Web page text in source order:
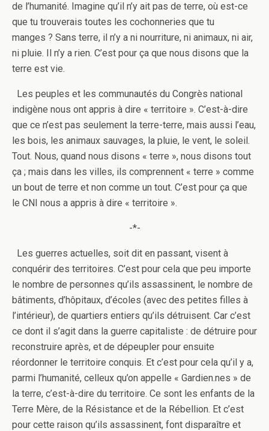
de l’humanité. Imagine qu’il n’y ait pas de terre, où est-ce
que tu trouverais toutes les cochonneries que tu
manges ? Sans terre, il n’y a ni nourriture, ni animaux, ni air,
ni pluie. Il n’y a rien. C’est pour ça que nous disons que la
terre est vie.
Les peuples et les communautés du Congrès national
indigène nous ont appris à dire « territoire ». C’est-à-dire
que ce n’est pas seulement la terre-terre, mais aussi l’eau,
les bois, les animaux sauvages, la pluie, le vent, le soleil.
Tout. Nous, quand nous disons « terre », nous disons tout
ça ; mais dans les villes, ils comprennent « terre » comme
un bout de terre et non comme un tout. C’est pour ça que
le CNI nous a appris à dire « territoire ».
-*-
Les guerres actuelles, soit dit en passant, visent à
conquérir des territoires. C’est pour cela que peu importe
le nombre de personnes qu’ils assassinent, le nombre de
bâtiments, d’hôpitaux, d’écoles (avec des petites filles à
l’intérieur), de quartiers entiers qu’ils détruisent. Car c’est
ce dont il s’agit dans la guerre capitaliste : de détruire pour
reconstruire après, et de dépeupler pour ensuite
réordonner le territoire conquis. Et c’est pour cela qu’il y a,
parmi l’humanité, celleux qu’on appelle « Gardien.nes » de
la terre, c’est-à-dire du territoire. Ce sont les enfants de la
Terre Mère, de la Résistance et de la Rébellion. Et c’est
pour cette raison qu’ils assassinent, font disparaître et